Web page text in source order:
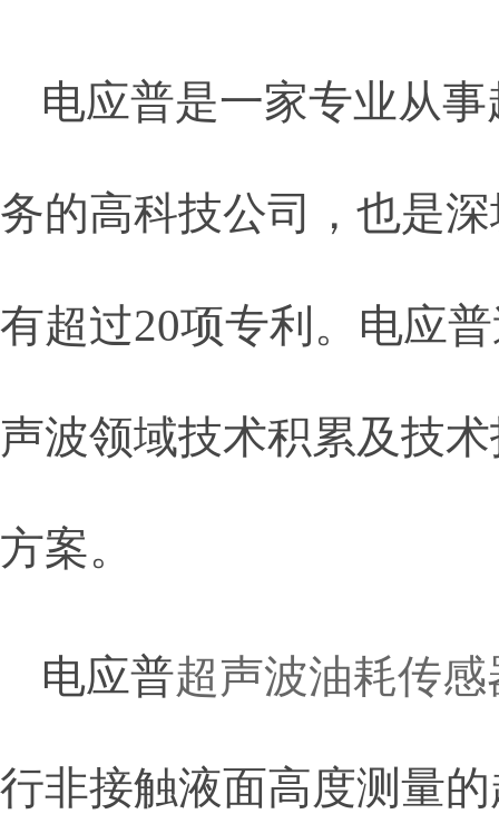
电应普是一家专业从
务的高科技公司，也是
有超过20项专利。电应
声波领域技术积累及技
方案。
电应普超声波油耗传感
行非接触液面高度测量